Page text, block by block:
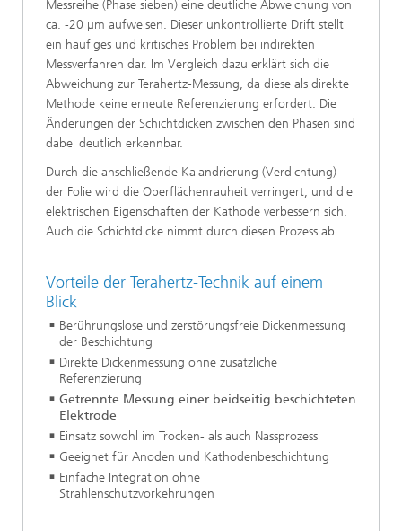
Messreihe (Phase sieben) eine deutliche Abweichung von
ca. -20 µm aufweisen. Dieser unkontrollierte Drift stellt
ein häufiges und kritisches Problem bei indirekten
Messverfahren dar. Im Vergleich dazu erklärt sich die
Abweichung zur Terahertz-Messung, da diese als direkte
Methode keine erneute Referenzierung erfordert. Die
Änderungen der Schichtdicken zwischen den Phasen sind
dabei deutlich erkennbar.
Durch die anschließende Kalandrierung (Verdichtung)
der Folie wird die Oberflächenrauheit verringert, und die
elektrischen Eigenschaften der Kathode verbessern sich.
Auch die Schichtdicke nimmt durch diesen Prozess ab.
Vorteile der Terahertz-Technik auf einem
Blick
Berührungslose und zerstörungsfreie Dickenmessung
der Beschichtung
Direkte Dickenmessung ohne zusätzliche
Referenzierung
Getrennte Messung einer beidseitig beschichteten
Elektrode
Einsatz sowohl im Trocken- als auch Nassprozess
Geeignet für Anoden und Kathodenbeschichtung
Einfache Integration ohne
Strahlenschutzvorkehrungen